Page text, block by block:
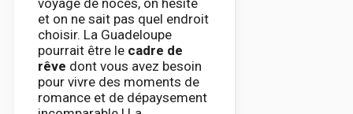
voyage de noces, on hésite
et on ne sait pas quel endroit
choisir. La Guadeloupe
pourrait être le cadre de
rêve dont vous avez besoin
pour vivre des moments de
romance et de dépaysement